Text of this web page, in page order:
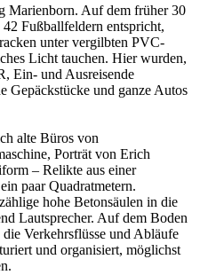
Marienborn. Auf dem früher 30
Fußballfeldern entspricht,
unter vergilbten PVC-
Licht tauchen. Hier wurden,
Ein- und Ausreisende
Gepäckstücke und ganze Autos
alte Büros von
Porträt von Erich
– Relikte aus einer
paar Quadratmetern.
hohe Betonsäulen in die
Lautsprecher. Auf dem Boden
Verkehrsflüsse und Abläufe
und organisiert, möglichst